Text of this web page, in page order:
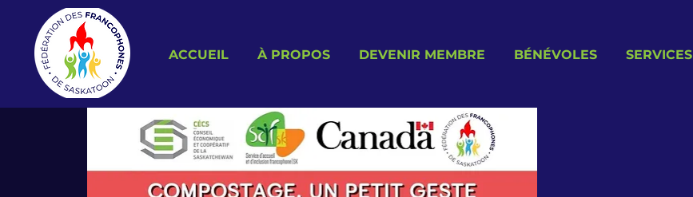
ACCUEIL À PROPOS DEVENIR MEMBRE BÉNÉVOLES SERVICES